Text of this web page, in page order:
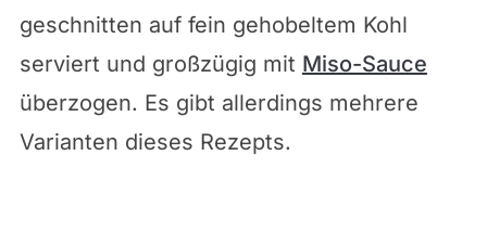
geschnitten auf fein gehobeltem Kohl
serviert und großzügig mit Miso-Sauce
überzogen. Es gibt allerdings mehrere
Varianten dieses Rezepts.